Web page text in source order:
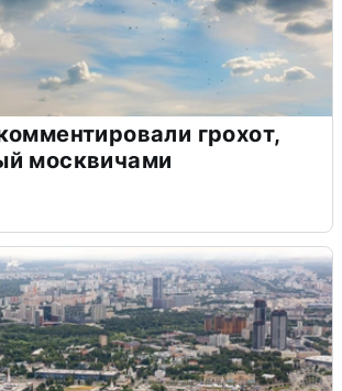
грохот,
москвичами